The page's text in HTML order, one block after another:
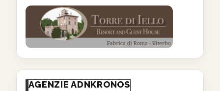
AGENZIE ADNKRONOS